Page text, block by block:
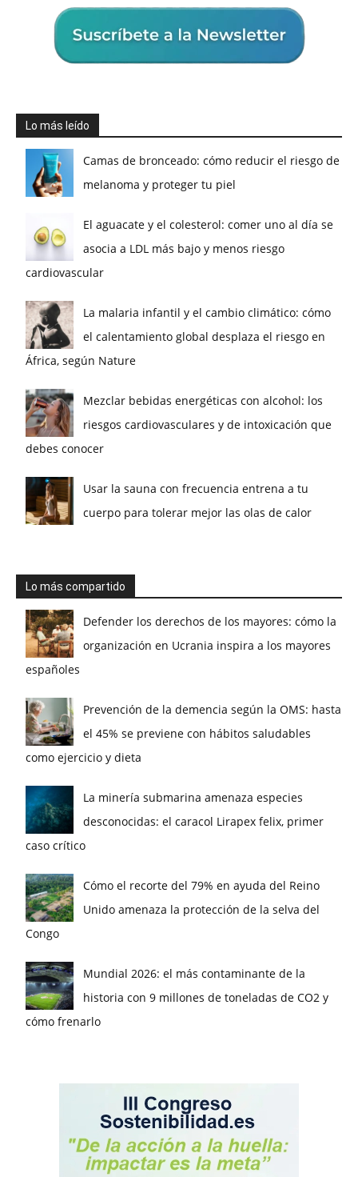
Lo más leído
Camas de bronceado: cómo reducir el riesgo de
melanoma y proteger tu piel
El aguacate y el colesterol: comer uno al día se
asocia a LDL más bajo y menos riesgo
cardiovascular
La malaria infantil y el cambio climático: cómo
el calentamiento global desplaza el riesgo en
África, según Nature
Mezclar bebidas energéticas con alcohol: los
riesgos cardiovasculares y de intoxicación que
debes conocer
Usar la sauna con frecuencia entrena a tu
cuerpo para tolerar mejor las olas de calor
Lo más compartido
Defender los derechos de los mayores: cómo la
organización en Ucrania inspira a los mayores
españoles
Prevención de la demencia según la OMS: hasta
el 45% se previene con hábitos saludables
como ejercicio y dieta
La minería submarina amenaza especies
desconocidas: el caracol Lirapex felix, primer
caso crítico
Cómo el recorte del 79% en ayuda del Reino
Unido amenaza la protección de la selva del
Congo
Mundial 2026: el más contaminante de la
historia con 9 millones de toneladas de CO2 y
cómo frenarlo